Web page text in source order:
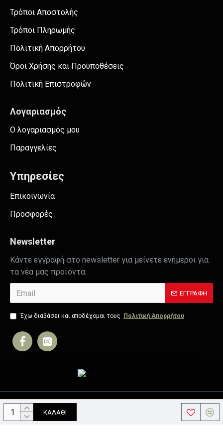
ΚΑΛΆΘΙ
Τρόποι Αποστολής
Τρόποι Πληρωμής
Πολιτική Απορρήτου
Όροι Χρήσης και Προϋποθέσεις
Πολιτική Επιστροφών
Λογαριασμός
Ο λογαριασμός μου
Παραγγελίες
Υπηρεσίες
Επικοινωνία
Προσφορές
Newsletter
Κάντε εγγραφή στο newsletter για μείνετε ενήμεροι για
τα νέα μας προϊόντα.
ΕΓΓΡΑΦΉ
Έχω διαβάσει και αποδέχομαι τους Πολιτική Απορρήτου